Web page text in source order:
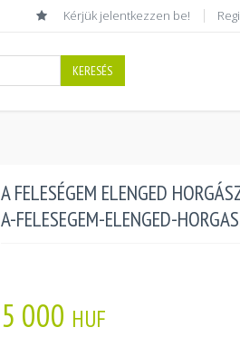
Kérjük jelentkezzen be!
KERESÉS
A FELESÉGEM ELENGED
A-FELESEGEM-ELENGED-
5 000 HUF